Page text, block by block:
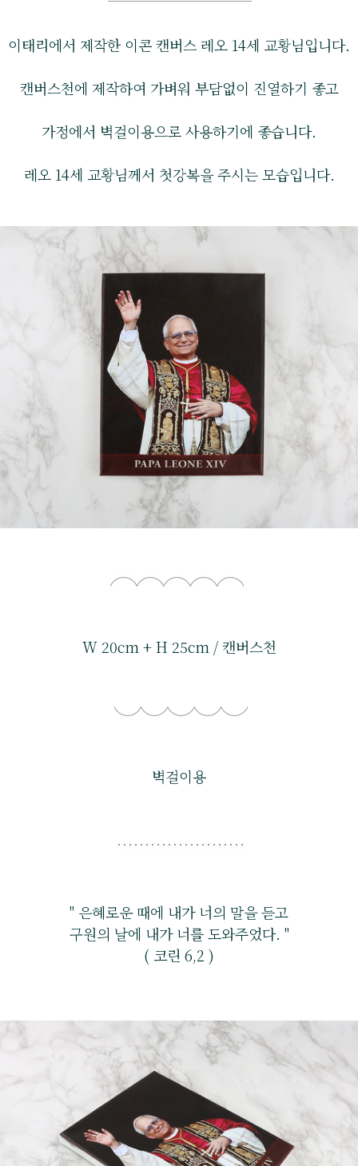
이태리에서 제작한 이콘 캔버스 레오 14세 교황님입니다.
캔버스천에 제작하여 가벼워 부담없이 진열하기 좋고
가정에서 벽걸이용으로 사용하기에 좋습니다.
레오 14세 교황님께서 첫강복을 주시는 모습입니다.
W 20cm + H 25cm / 캔버스천
벽걸이용
" 은혜로운 때에 내가 너의 말을 듣고
구원의 날에 내가 너를 도와주었다. "
( 코린 6,2 )